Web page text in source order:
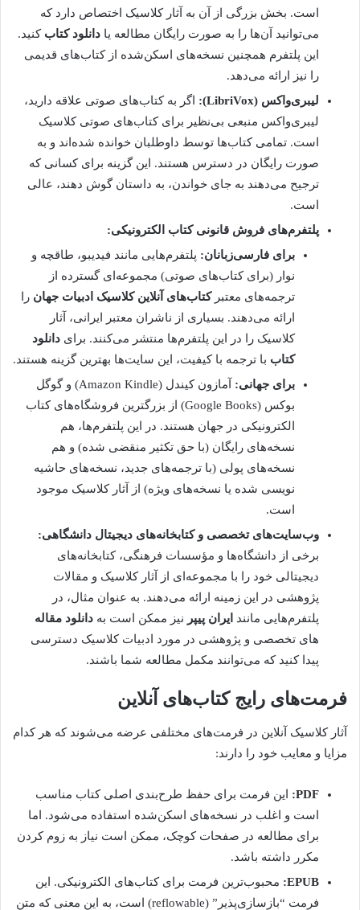
است. بخش بزرگی از آن به آثار کلاسیک اختصاص دارد که
می‌توانید آن‌ها را به صورت رایگان مطالعه یا دانلود کتاب کنید.
این پلتفرم همچنین نسخه‌های اسکن‌شده از کتاب‌های قدیمی
را نیز ارائه می‌دهد.
لیبری‌واکس (LibriVox):
اگر به کتاب‌های صوتی علاقه دارید،
لیبری‌واکس منبعی بی‌نظیر برای کتاب‌های صوتی کلاسیک
است. تمامی کتاب‌ها توسط داوطلبان خوانده شده‌اند و به
صورت رایگان در دسترس هستند. این گزینه برای کسانی که
ترجیح می‌دهند به جای خواندن، به داستان گوش دهند، عالی
است.
پلتفرم‌های فروش قانونی کتاب الکترونیکی:
برای فارسی‌زبانان: پلتفرم‌هایی مانند فیدیبو، طاقچه و
نوار (برای کتاب‌های صوتی) مجموعه‌ای گسترده از
ترجمه‌های معتبرکتاب‌های آنلاین کلاسیک ادبیات جهان را
ارائه می‌دهند. بسیاری از ناشران معتبر ایرانی، آثار
کلاسیک را در این پلتفرم‌ها منتشر می‌کنند. برای دانلود
کتاب با ترجمه با کیفیت، این سایت‌ها بهترین گزینه هستند.
برای جهانی:
آمازون کیندل (Amazon Kindle) و گوگل
بوکس (Google Books) از بزرگترین فروشگاه‌های کتاب
الکترونیکی در جهان هستند. در این پلتفرم‌ها، هم
نسخه‌های رایگان (با حق تکثیر منقضی شده) و هم
نسخه‌های پولی (با ترجمه‌های جدید، نسخه‌های حاشیه
نویسی شده یا نسخه‌های ویژه) از آثار کلاسیک موجود
است.
وب‌سایت‌های تخصصی و کتابخانه‌های دیجیتال دانشگاهی:
برخی از دانشگاه‌ها و مؤسسات فرهنگی، کتابخانه‌های
دیجیتالی خود را با مجموعه‌ای از آثار کلاسیک و مقالات
پژوهشی در این زمینه ارائه می‌دهند. به عنوان مثال، در
پلتفرم‌هایی مانند ایران پیپر نیز ممکن است به دانلود مقاله
های تخصصی و پژوهشی در مورد ادبیات کلاسیک دسترسی
پیدا کنید که می‌توانند مکمل مطالعه شما باشند.
فرمت‌های رایج کتاب‌های آنلاین
آثار کلاسیک آنلاین در فرمت‌های مختلفی عرضه می‌شوند که هر کدام
مزایا و معایب خود را دارند:
PDF:
این فرمت برای حفظ طرح‌بندی اصلی کتاب مناسب
است و اغلب در نسخه‌های اسکن‌شده استفاده می‌شود. اما
برای مطالعه در صفحات کوچک، ممکن است نیاز به زوم کردن
مکرر داشته باشد.
EPUB:
محبوب‌ترین فرمت برای کتاب‌های الکترونیکی. این
فرمت “بازسازی‌پذیر” (reflowable) است، به این معنی که متن